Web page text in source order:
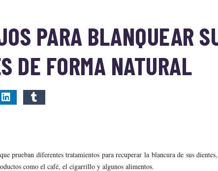
PARA BLANQUEAR
DE FORMA NATURAL
prueban diferentes tratamientos para recuperar la blancura de sus
como el café, el cigarrillo y algunos alimentos.